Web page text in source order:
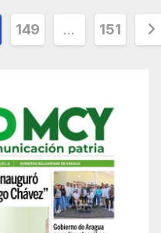
149 … 151